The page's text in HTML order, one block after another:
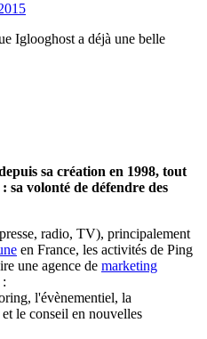
Iglooghost a déjà une belle
sa création en 1998, tout
sa volonté de défendre des
radio, TV), principalement
en France, les activités de Ping
une agence de marketing
l'évènementiel, la
le conseil en nouvelles